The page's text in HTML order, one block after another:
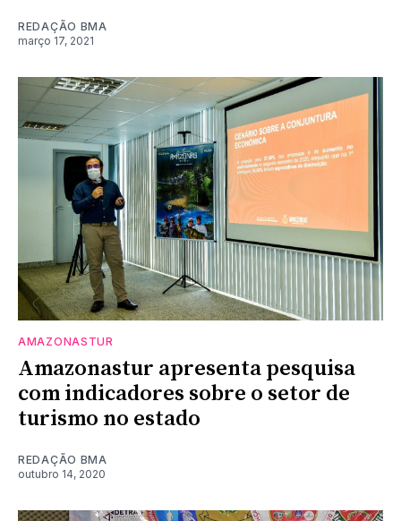
REDAÇÃO BMA
março 17, 2021
AMAZONASTUR
Amazonastur apresenta pesquisa
com indicadores sobre o setor de
turismo no estado
REDAÇÃO BMA
outubro 14, 2020